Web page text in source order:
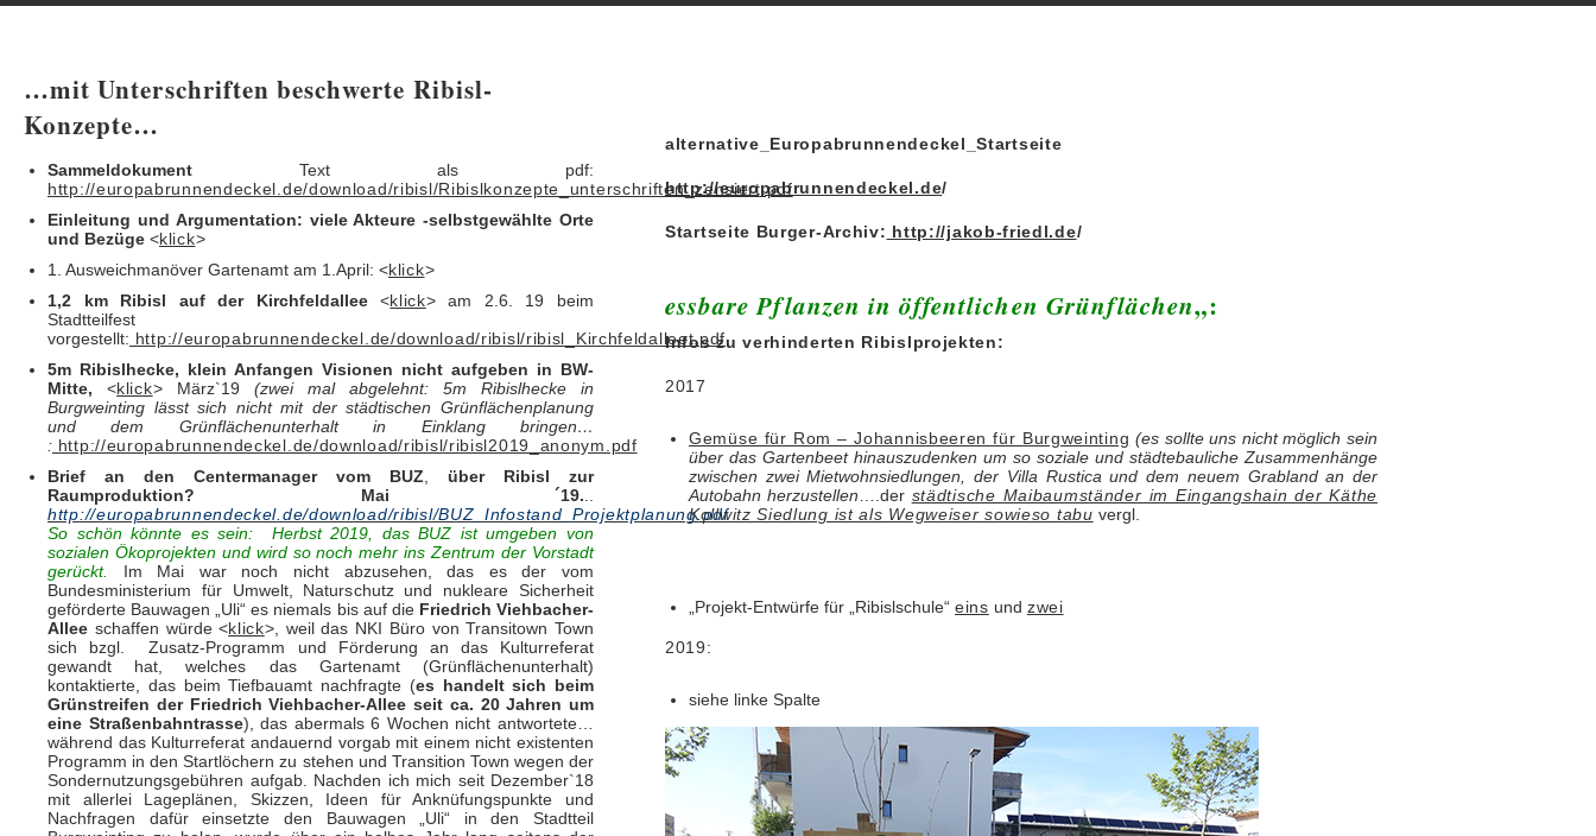
…mit Unterschriften beschwerte Ribisl-
Konzepte…
Sammeldokument Text als pdf:
http://europabrunnendeckel.de/download/ribisl/Ribislkonzepte_unterschriften_zensiert.pdf
Einleitung und Argumentation: viele Akteure -selbstgewählte Orte
und Bezüge <klick>
1. Ausweichmanöver Gartenamt am 1.April: <klick>
1,2 km Ribisl auf der Kirchfeldallee<klick> am 2.6. 19 beim
Stadtteilfest
vorgestellt: http://europabrunnendeckel.de/download/ribisl/ribisl_Kirchfeldalleet.pdf
5m Ribislhecke, klein Anfangen Visionen nicht aufgeben in BW-
Mitte,<klick> März`19 (zwei mal abgelehnt: 5m Ribislhecke in
Burgweinting lässt sich nicht mit der städtischen Grünflächenplanung
und dem Grünflächenunterhalt in Einklang bringen…
: http://europabrunnendeckel.de/download/ribisl/ribisl2019_anonym.pdf
Brief an den Centermanager vom BUZ, über Ribisl zur
Raumproduktion? Mai ´19...
http://europabrunnendeckel.de/download/ribisl/BUZ_Infostand_Projektplanung.pdf
So schön könnte es sein:
Herbst 2019, das BUZ ist umgeben von
sozialen Ökoprojekten und wird so noch mehr ins Zentrum der Vorstadt
gerückt.
Im Mai war noch nicht abzusehen, das es der vom
Bundesministerium für Umwelt, Naturschutz und nukleare Sicherheit
geförderte Bauwagen „Uli“ es niemals bis auf die Friedrich Viehbacher-
Allee schaffen würde <klick>, weil das NKI Büro von Transitown Town
sich bzgl. Zusatz-Programm und Förderung an das Kulturreferat
gewandt hat, welches das Gartenamt (Grünflächenunterhalt)
kontaktierte, das beim Tiefbauamt nachfragte (es handelt sich beim
Grünstreifen der Friedrich Viehbacher-Allee seit ca. 20 Jahren um
eine Straßenbahntrasse), das abermals 6 Wochen nicht antwortete…
während das Kulturreferat andauernd vorgab mit einem nicht existenten
Programm in den Startlöchern zu stehen und Transition Town wegen der
Sondernutzungsgebühren aufgab. Nachden ich mich seit Dezember`18
mit allerlei Lageplänen, Skizzen, Ideen für Anknüfungspunkte und
Nachfragen dafür einsetzte den Bauwagen „Uli“ in den Stadtteil
alternative_Europabrunnendeckel_Startseite
http://europabrunnendeckel.de/
Startseite Burger-Archiv: http://jakob-friedl.de/
essbare Pflanzen in öffentlichen Grünflächen„:
Infos zu verhinderten Ribislprojekten:
2017
Gemüse für Rom – Johannisbeeren für Burgweinting (es sollte uns nicht möglich sein
über das Gartenbeet hinauszudenken um so soziale und städtebauliche Zusammenhänge
zwischen zwei Mietwohnsiedlungen, der Villa Rustica und dem neuem Grabland an der
Autobahn herzustellen….der städtische Maibaumständer im Eingangshain der Käthe
Kollwitz Siedlung ist als Wegweiser sowieso tabu vergl.
„Projekt-Entwürfe für „Ribislschule“ eins und zwei
2019:
siehe linke Spalte